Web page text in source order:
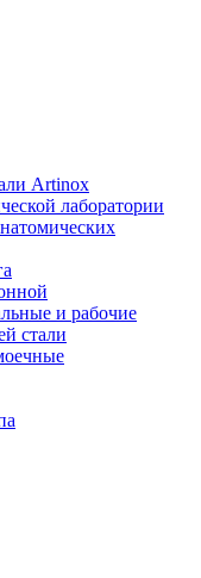
Artinox
лаборатории
и рабочие
стали